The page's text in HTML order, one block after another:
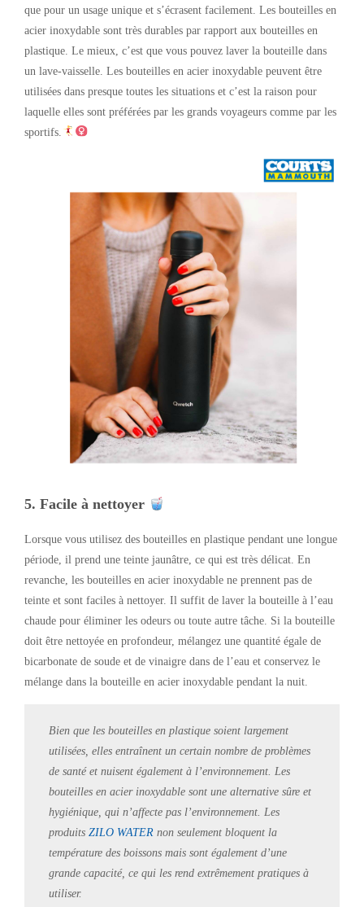
que pour un usage unique et s’écrasent facilement. Les bouteilles en
acier inoxydable sont très durables par rapport aux bouteilles en
plastique. Le mieux, c’est que vous pouvez laver la bouteille dans
un lave-vaisselle. Les bouteilles en acier inoxydable peuvent être
utilisées dans presque toutes les situations et c’est la raison pour
laquelle elles sont préférées par les grands voyageurs comme par les
sportifs.
5. Facile à nettoyer
Lorsque vous utilisez des bouteilles en plastique pendant une longue
période, il prend une teinte jaunâtre, ce qui est très délicat. En
revanche, les bouteilles en acier inoxydable ne prennent pas de
teinte et sont faciles à nettoyer. Il suffit de laver la bouteille à l’eau
chaude pour éliminer les odeurs ou toute autre tâche. Si la bouteille
doit être nettoyée en profondeur, mélangez une quantité égale de
bicarbonate de soude et de vinaigre dans de l’eau et conservez le
mélange dans la bouteille en acier inoxydable pendant la nuit.
Bien que les bouteilles en plastique soient largement
utilisées, elles entraînent un certain nombre de problèmes
de santé et nuisent également à l’environnement. Les
bouteilles en acier inoxydable sont une alternative sûre et
hygiénique, qui n’affecte pas l’environnement. Les
produits ZILO WATER non seulement bloquent la
température des boissons mais sont également d’une
grande capacité, ce qui les rend extrêmement pratiques à
utiliser.